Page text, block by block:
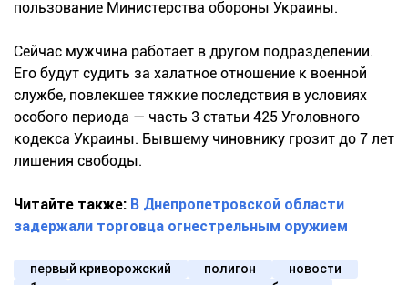
пользование Министерства обороны Украины.
Сейчас мужчина работает в другом подразделении.
Его будут судить за халатное отношение к военной
службе, повлекшее тяжкие последствия в условиях
особого периода — часть 3 статьи 425 Уголовного
кодекса Украины. Бывшему чиновнику грозит до 7 лет
лишения свободы.
Читайте также: В Днепропетровской области
задержали торговца огнестрельным оружием
первый криворожский полигон
новости